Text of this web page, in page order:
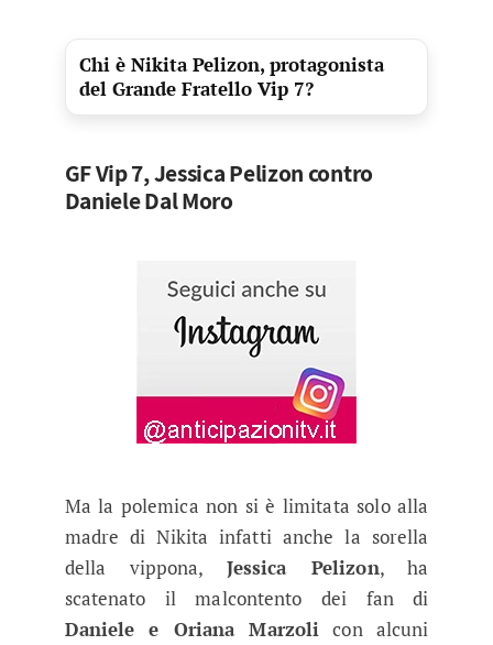
Chi è Nikita Pelizon, protagonista
del Grande Fratello Vip 7?
GF Vip 7, Jessica Pelizon contro
Daniele Dal Moro
Ma la polemica non si è limitata solo alla
madre di Nikita infatti anche la sorella
della vippona, Jessica Pelizon, ha
scatenato il malcontento dei fan di
Daniele e Oriana Marzoli con alcuni